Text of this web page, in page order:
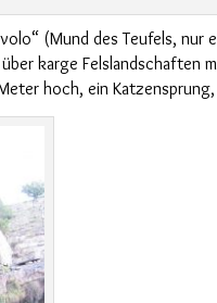
(Mund des Teufels,nur
karge Felslandschaften
hoch,ein